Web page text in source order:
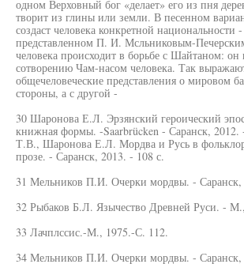
одном Верховный бог «делает» его из пня
творит из глины или земли. В песенном
создаст человека конкретной
представленном П. И. Мсльниковым-
человека происходит в борьбе с Шайтаном: он
сотворению Чам-насом человека. Так
общечеловеческие представления о мировом
стороны, а с другой -
30 Шаронова Е.Л. Эрзянский героический
книжная формы. -Saarbrücken - Саранск, 2012.
Т.В., Шаронова Е.Л. Мордва и Русь в
прозе. - Саранск, 2013. - 108 с.
31 Мельников П.И. Очерки мордвы. -
32 Рыбаков Б.Л. Язычество Древней Руси. -
33 Лачплссис.-М., 1975.-С. 112.
34 Мельников П.И. Очерки мордвы. -